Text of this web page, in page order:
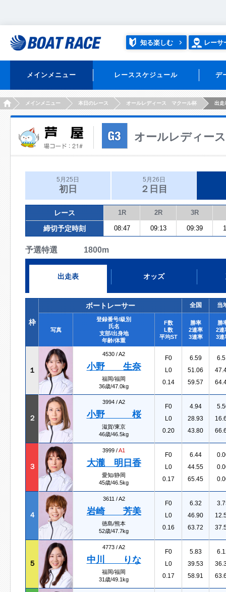
知る楽しむ レーサ
メインメニュー レーススケジュール デ
HOMEメインメニュー 本日のレース オールレディース マクール杯 出走
オールレディー
5月25日
初日
5月26日
２日目
レース 1R 2R 3R
締切予定時刻 08:47 09:13 09:39
予選特選 1800m
出走表 オッズ
枠
ボートレーサー 全国 当
写真
登録番号/級別
氏名
支部/出身地
年齢/体重
F数
L数
平均ST
勝率
2連率
3連率
勝
2連
3連
１
4530 /A2
小野 生奈
福岡/福岡
36歳/47.0kg
F0
L0
0.14
6.59
51.06
59.57
２
3994 /A2
小野 桜
滋賀/東京
46歳/46.5kg
F0
L0
0.20
4.94
28.93
43.80
３
3999 /A1
大瀧 明日香
愛知/静岡
45歳/46.5kg
F0
L0
0.17
6.44
44.55
65.45
４
3611 /A2
岩崎 芳美
徳島/熊本
52歳/47.7kg
F0
L0
0.16
6.32
46.90
63.72
５
4773 /A2
中川 りな
福岡/福岡
31歳/49.1kg
F0
L0
0.17
5.83
39.53
58.91